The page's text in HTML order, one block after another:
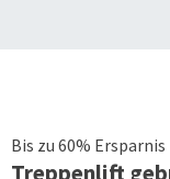
Bis zu 60% Ersparnis
Treppenlift